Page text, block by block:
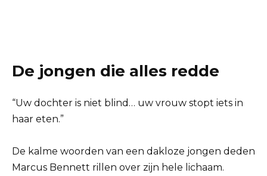
De jongen die alles redde
“Uw dochter is niet blind… uw vrouw stopt iets in
haar eten.”
De kalme woorden van een dakloze jongen deden
Marcus Bennett rillen over zijn hele lichaam.